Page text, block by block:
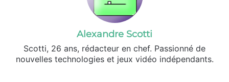
Alexandre Scotti
Scotti, 26 ans, rédacteur en chef. Passionné de
nouvelles technologies et jeux vidéo indépendants.